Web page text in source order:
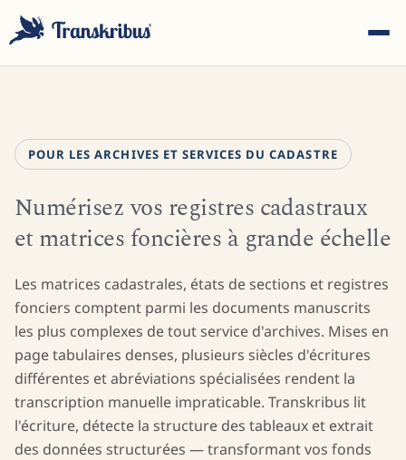
Commencez à taper pour rechercher parmi les modèles,
sites et articles de blog...
POUR LES ARCHIVES ET SERVICES DU CADASTRE
Numérisez vos registres cadastraux
et matrices foncières à grande échelle
Les matrices cadastrales, états de sections et registres
fonciers comptent parmi les documents manuscrits
les plus complexes de tout service d'archives. Mises en
page tabulaires denses, plusieurs siècles d'écritures
différentes et abréviations spécialisées rendent la
transcription manuelle impraticable. Transkribus lit
l'écriture, détecte la structure des tableaux et extrait
des données structurées — transformant vos fonds